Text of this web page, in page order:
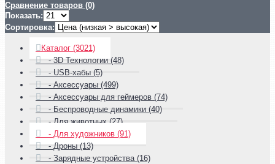
Сравнение товаров (0)
Показать:
Сортировка:
Каталог (3021)
- 3D Технологии (48)
- USB-хабы (5)
- Аксессуары (499)
- Аксессуары для геймеров (74)
- Беспроводные динамики (40)
- Для животных (27)
- Для художников (91)
- Дроны (13)
- Зарядные устройства (16)